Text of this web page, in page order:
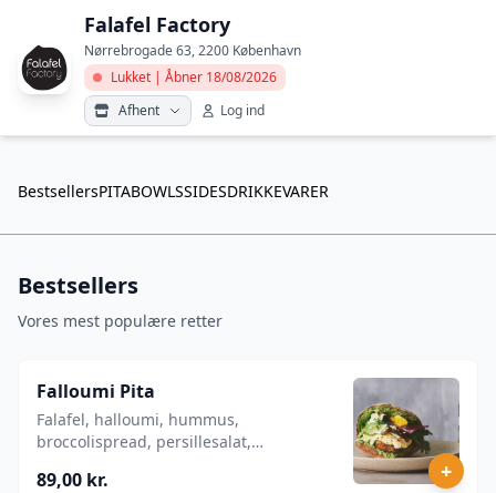
Falafel Factory
Nørrebrogade 63, 2200 København
Lukket | Åbner 18/08/2026
Afhent
Log ind
BestsellersPITABOWLSSIDESDRIKKEVARER
Bestsellers
Vores mest populære retter
Falloumi Pita
Falafel, halloumi, hummus,
broccolispread, persillesalat,
89,00 kr. +